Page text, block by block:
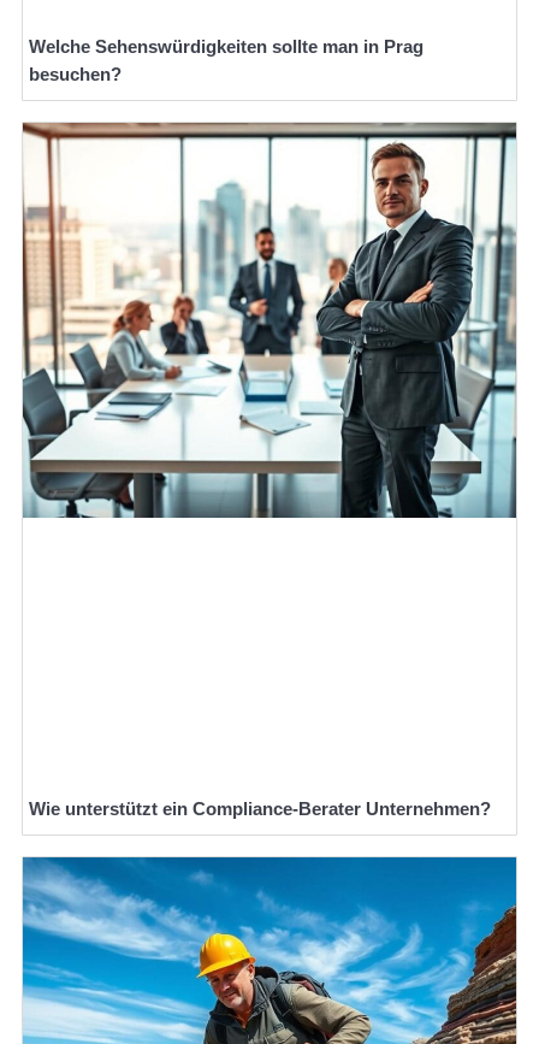
Welche Sehenswürdigkeiten sollte man in Prag
besuchen?
Wie unterstützt ein Compliance-Berater Unternehmen?